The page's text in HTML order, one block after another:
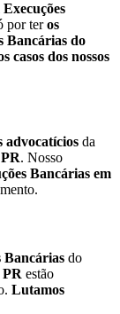
por teros
Bancárias do
casos dos nossos
advocatícios da
. Nosso
Bancárias em
Bancárias do
estão
Lutamos